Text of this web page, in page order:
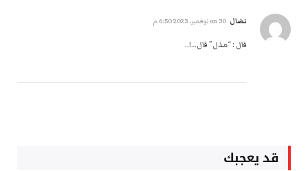
نضال 30 نوفمبر، 2023 6:50 م
قال : “مذل” قال…!..
قد يعجبك